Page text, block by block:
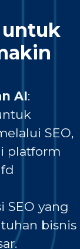
untuk
AI:
SEO,
platform
SEO yang
bisnis